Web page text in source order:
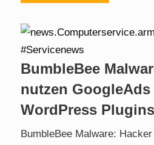
BumbleBee
nutzen GoogleAds
WordPress Plugins
BumbleBee Malware: